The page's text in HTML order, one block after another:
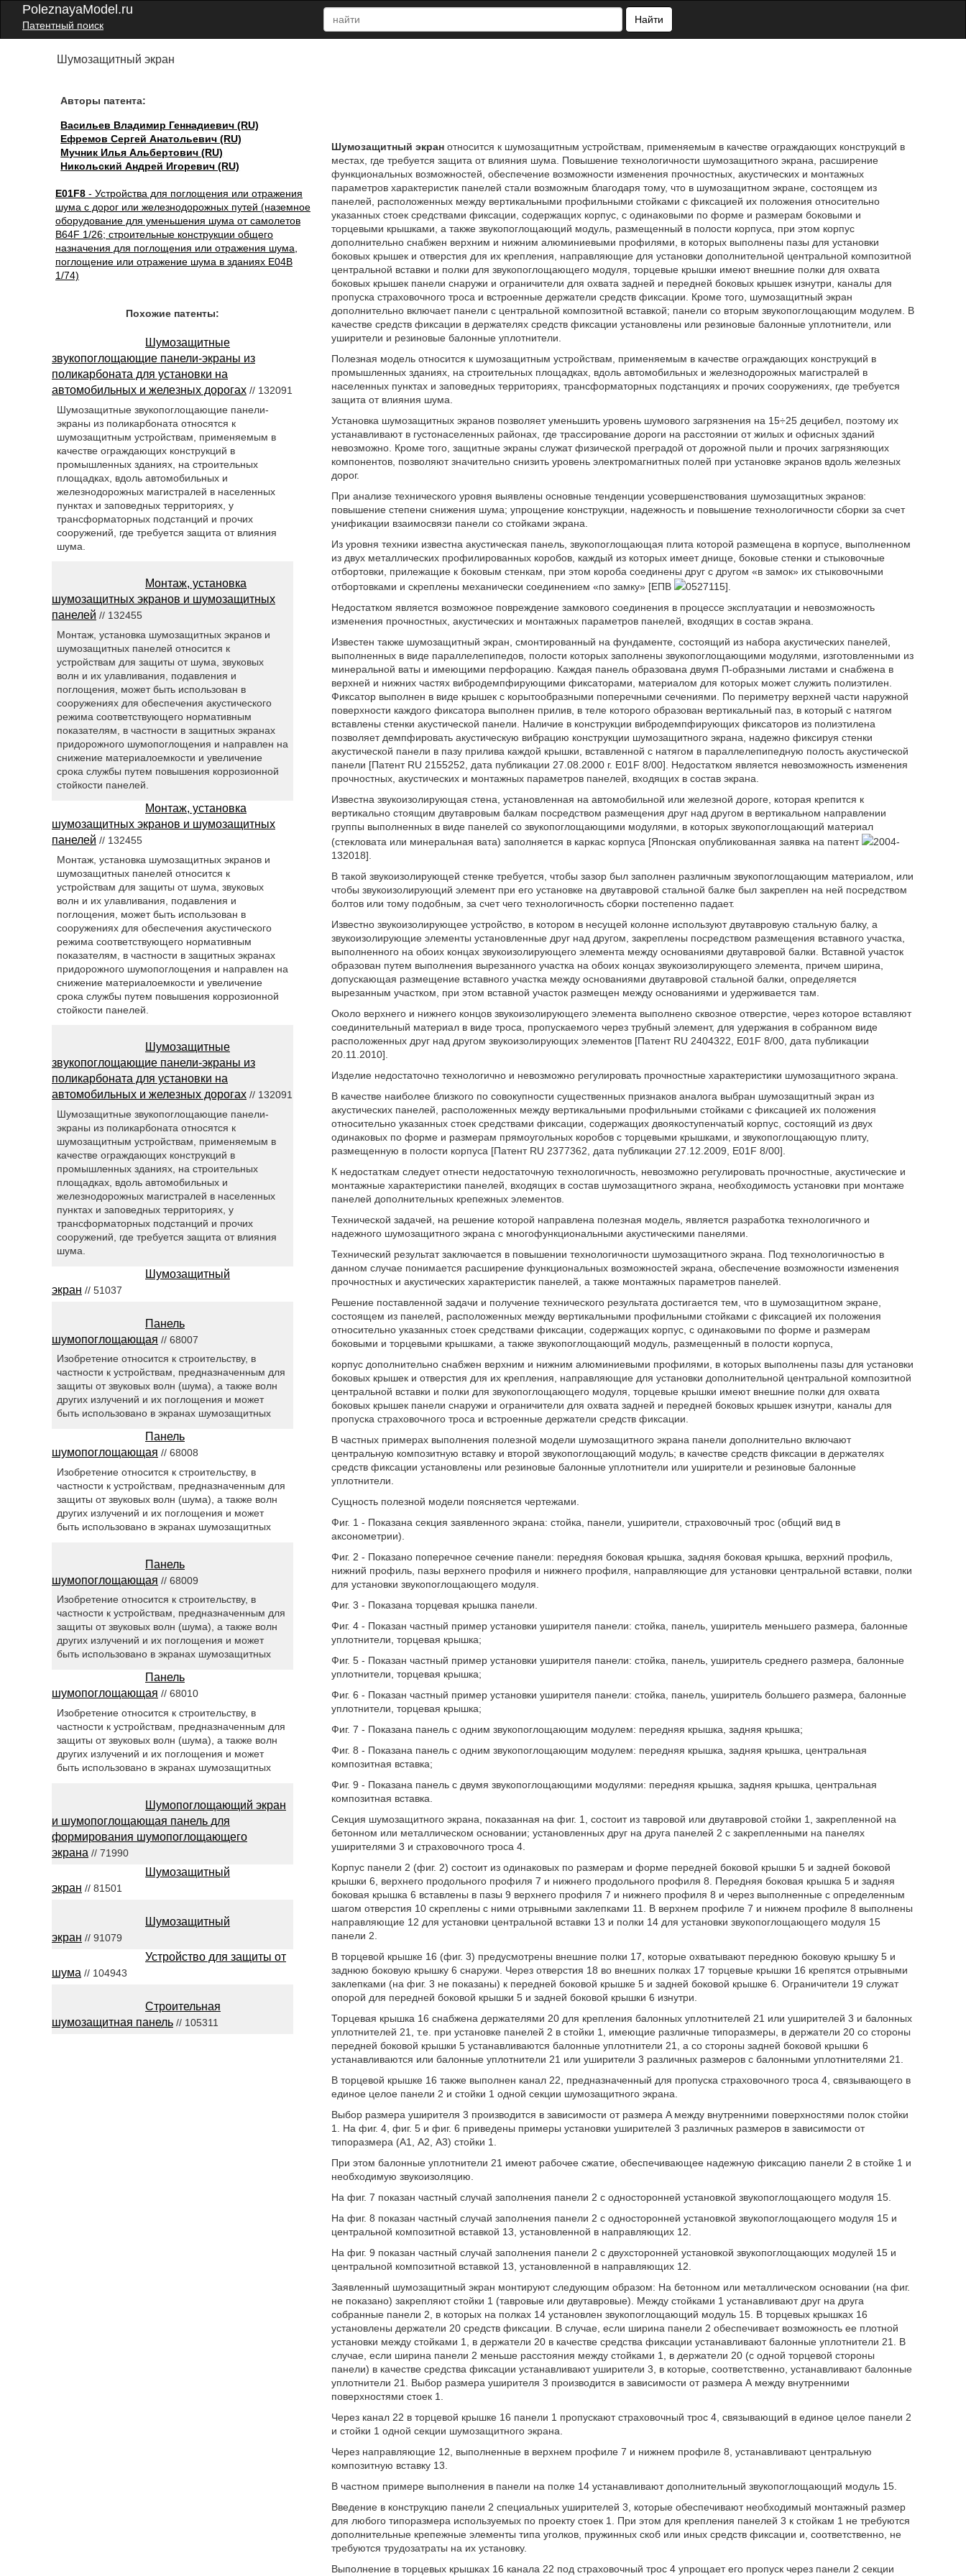
PoleznayaModel.ru
Патентный поиск
Найти
Шумозащитный экран
Авторы патента:
Васильев Владимир Геннадиевич (RU)
Ефремов Сергей Анатольевич (RU)
Мучник Илья Альбертович (RU)
Никольский Андрей Игоревич (RU)
E01F8 - Устройства для поглощения или отражения
шума с дорог или железнодорожных путей (наземное
оборудование для уменьшения шума от самолетов
B64F 1/26; строительные конструкции общего
назначения для поглощения или отражения шума,
поглощение или отражение шума в зданиях E04B
1/74)
Шумозащитный экранотносится к шумозащитным устройствам, применяемым в качестве ограждающих конструкций в
местах, где требуется защита от влияния шума. Повышение технологичности шумозащитного экрана, расширение
функциональных возможностей, обеспечение возможности изменения прочностных, акустических и монтажных
параметров характеристик панелей стали возможным благодаря тому, что в шумозащитном экране, состоящем из
панелей, расположенных между вертикальными профильными стойками с фиксацией их положения относительно
указанных стоек средствами фиксации, содержащих корпус, с одинаковыми по форме и размерам боковыми и
торцевыми крышками, а также звукопоглощающий модуль, размещенный в полости корпуса, при этом корпус
дополнительно снабжен верхним и нижним алюминиевыми профилями, в которых выполнены пазы для установки
боковых крышек и отверстия для их крепления, направляющие для установки дополнительной центральной композитной
центральной вставки и полки для звукопоглощающего модуля, торцевые крышки имеют внешние полки для охвата
боковых крышек панели снаружи и ограничители для охвата задней и передней боковых крышек изнутри, каналы для
пропуска страховочного троса и встроенные держатели средств фиксации. Кроме того, шумозащитный экран
дополнительно включает панели с центральной композитной вставкой; панели со вторым звукопоглощающим модулем. В
качестве средств фиксации в держателях средств фиксации установлены или резиновые балонные уплотнители, или
уширители и резиновые балонные уплотнители.
Полезная модель относится к шумозащитным устройствам, применяемым в качестве ограждающих конструкций в
промышленных зданиях, на строительных площадках, вдоль автомобильных и железнодорожных магистралей в
населенных пунктах и заповедных территориях, трансформаторных подстанциях и прочих сооружениях, где требуется
защита от влияния шума.
Установка шумозащитных экранов позволяет уменьшить уровень шумового загрязнения на 15÷25 децибел, поэтому их
устанавливают в густонаселенных районах, где трассирование дороги на расстоянии от жилых и офисных зданий
невозможно. Кроме того, защитные экраны служат физической преградой от дорожной пыли и прочих загрязняющих
компонентов, позволяют значительно снизить уровень электромагнитных полей при установке экранов вдоль железных
дорог.
При анализе технического уровня выявлены основные тенденции усовершенствования шумозащитных экранов:
повышение степени снижения шума; упрощение конструкции, надежность и повышение технологичности сборки за счет
унификации взаимосвязи панели со стойками экрана.
Из уровня техники известна акустическая панель, звукопоглощающая плита которой размещена в корпусе, выполненном
из двух металлических профилированных коробов, каждый из которых имеет днище, боковые стенки и стыковочные
отбортовки, прилежащие к боковым стенкам, при этом короба соединены друг с другом «в замок» их стыковочными
отбортовками и скреплены механически соединением «по замку» [ЕПВ
0527115].
Недостатком является возможное повреждение замкового соединения в процессе эксплуатации и невозможность
изменения прочностных, акустических и монтажных параметров панелей, входящих в состав экрана.
Известен также шумозащитный экран, смонтированный на фундаменте, состоящий из набора акустических панелей,
выполненных в виде параллелепипедов, полости которых заполнены звукопоглощающими модулями, изготовленными из
минеральной ваты и имеющими перфорацию. Каждая панель образована двумя П-образными листами и снабжена в
верхней и нижних частях вибродемпфирующими фиксаторами, материалом для которых может служить полиэтилен.
Фиксатор выполнен в виде крышек с корытообразными поперечными сечениями. По периметру верхней части наружной
поверхности каждого фиксатора выполнен прилив, в теле которого образован вертикальный паз, в который с натягом
вставлены стенки акустической панели. Наличие в конструкции вибродемпфирующих фиксаторов из полиэтилена
позволяет демпфировать акустическую вибрацию конструкции шумозащитного экрана, надежно фиксируя стенки
акустической панели в пазу прилива каждой крышки, вставленной с натягом в параллелепипедную полость акустической
панели [Патент RU 2155252, дата публикации 27.08.2000 г. E01F 8/00]. Недостатком является невозможность изменения
прочностных, акустических и монтажных параметров панелей, входящих в состав экрана.
Известна звукоизолирующая стена, установленная на автомобильной или железной дороге, которая крепится к
вертикально стоящим двутавровым балкам посредством размещения друг над другом в вертикальном направлении
группы выполненных в виде панелей со звукопоглощающими модулями, в которых звукопоглощающий материал
(стекловата или минеральная вата) заполняется в каркас корпуса [Японская опубликованная заявка на патент
2004-
132018].
В такой звукоизолирующей стенке требуется, чтобы зазор был заполнен различным звукопоглощающим материалом, или
чтобы звукоизолирующий элемент при его установке на двутавровой стальной балке был закреплен на ней посредством
болтов или тому подобным, за счет чего технологичность сборки постепенно падает.
Известно звукоизолирующее устройство, в котором в несущей колонне используют двутавровую стальную балку, а
звукоизолирующие элементы установленные друг над другом, закреплены посредством размещения вставного участка,
выполненного на обоих концах звукоизолирующего элемента между основаниями двутавровой балки. Вставной участок
образован путем выполнения вырезанного участка на обоих концах звукоизолирующего элемента, причем ширина,
допускающая размещение вставного участка между основаниями двутавровой стальной балки, определяется
вырезанным участком, при этом вставной участок размещен между основаниями и удерживается там.
Около верхнего и нижнего концов звукоизолирующего элемента выполнено сквозное отверстие, через которое вставляют
соединительный материал в виде троса, пропускаемого через трубный элемент, для удержания в собранном виде
расположенных друг над другом звукоизолирующих элементов [Патент RU 2404322, E01F 8/00, дата публикации
20.11.2010].
Изделие недостаточно технологично и невозможно регулировать прочностные характеристики шумозащитного экрана.
В качестве наиболее близкого по совокупности существенных признаков аналога выбран шумозащитный экран из
акустических панелей, расположенных между вертикальными профильными стойками с фиксацией их положения
относительно указанных стоек средствами фиксации, содержащих двоякоступенчатый корпус, состоящий из двух
одинаковых по форме и размерам прямоугольных коробов с торцевыми крышками, и звукопоглощающую плиту,
размещенную в полости корпуса [Патент RU 2377362, дата публикации 27.12.2009, E01F 8/00].
К недостаткам следует отнести недостаточную технологичность, невозможно регулировать прочностные, акустические и
монтажные характеристики панелей, входящих в состав шумозащитного экрана, необходимость установки при монтаже
панелей дополнительных крепежных элементов.
Технической задачей, на решение которой направлена полезная модель, является разработка технологичного и
надежного шумозащитного экрана с многофункциональными акустическими панелями.
Технический результат заключается в повышении технологичности шумозащитного экрана. Под технологичностью в
данном случае понимается расширение функциональных возможностей экрана, обеспечение возможности изменения
прочностных и акустических характеристик панелей, а также монтажных параметров панелей.
Решение поставленной задачи и получение технического результата достигается тем, что в шумозащитном экране,
состоящем из панелей, расположенных между вертикальными профильными стойками с фиксацией их положения
относительно указанных стоек средствами фиксации, содержащих корпус, с одинаковыми по форме и размерам
боковыми и торцевыми крышками, а также звукопоглощающий модуль, размещенный в полости корпуса,
корпус дополнительно снабжен верхним и нижним алюминиевыми профилями, в которых выполнены пазы для установки
боковых крышек и отверстия для их крепления, направляющие для установки дополнительной центральной композитной
центральной вставки и полки для звукопоглощающего модуля, торцевые крышки имеют внешние полки для охвата
боковых крышек панели снаружи и ограничители для охвата задней и передней боковых крышек изнутри, каналы для
пропуска страховочного троса и встроенные держатели средств фиксации.
В частных примерах выполнения полезной модели шумозащитного экрана панели дополнительно включают
центральную композитную вставку и второй звукопоглощающий модуль; в качестве средств фиксации в держателях
средств фиксации установлены или резиновые балонные уплотнители или уширители и резиновые балонные
уплотнители.
Сущность полезной модели поясняется чертежами.
Фиг. 1 - Показана секция заявленного экрана: стойка, панели, уширители, страховочный трос (общий вид в
аксонометрии).
Фиг. 2 - Показано поперечное сечение панели: передняя боковая крышка, задняя боковая крышка, верхний профиль,
нижний профиль, пазы верхнего профиля и нижнего профиля, направляющие для установки центральной вставки, полки
для установки звукопоглощающего модуля.
Фиг. 3 - Показана торцевая крышка панели.
Фиг. 4 - Показан частный пример установки уширителя панели: стойка, панель, уширитель меньшего размера, балонные
уплотнители, торцевая крышка;
Фиг. 5 - Показан частный пример установки уширителя панели: стойка, панель, уширитель среднего размера, балонные
уплотнители, торцевая крышка;
Фиг. 6 - Показан частный пример установки уширителя панели: стойка, панель, уширитель большего размера, балонные
уплотнители, торцевая крышка;
Фиг. 7 - Показана панель с одним звукопоглощающим модулем: передняя крышка, задняя крышка;
Фиг. 8 - Показана панель с одним звукопоглощающим модулем: передняя крышка, задняя крышка, центральная
композитная вставка;
Фиг. 9 - Показана панель с двумя звукопоглощающими модулями: передняя крышка, задняя крышка, центральная
композитная вставка.
Секция шумозащитного экрана, показанная на фиг. 1, состоит из тавровой или двутавровой стойки 1, закрепленной на
бетонном или металлическом основании; установленных друг на друга панелей 2 с закрепленными на панелях
уширителями 3 и страховочного троса 4.
Корпус панели 2 (фиг. 2) состоит из одинаковых по размерам и форме передней боковой крышки 5 и задней боковой
крышки 6, верхнего продольного профиля 7 и нижнего продольного профиля 8. Передняя боковая крышка 5 и задняя
боковая крышка 6 вставлены в пазы 9 верхнего профиля 7 и нижнего профиля 8 и через выполненные с определенным
шагом отверстия 10 скреплены с ними отрывными заклепками 11. В верхнем профиле 7 и нижнем профиле 8 выполнены
направляющие 12 для установки центральной вставки 13 и полки 14 для установки звукопоглощающего модуля 15
панели 2.
В торцевой крышке 16 (фиг. 3) предусмотрены внешние полки 17, которые охватывают переднюю боковую крышку 5 и
заднюю боковую крышку 6 снаружи. Через отверстия 18 во внешних полках 17 торцевые крышки 16 крепятся отрывными
заклепками (на фиг. 3 не показаны) к передней боковой крышке 5 и задней боковой крышке 6. Ограничители 19 служат
опорой для передней боковой крышки 5 и задней боковой крышки 6 изнутри.
Торцевая крышка 16 снабжена держателями 20 для крепления балонных уплотнителей 21 или уширителей 3 и балонных
уплотнителей 21, т.е. при установке панелей 2 в стойки 1, имеющие различные типоразмеры, в держатели 20 со стороны
передней боковой крышки 5 устанавливаются балонные уплотнители 21, а со стороны задней боковой крышки 6
устанавливаются или балонные уплотнители 21 или уширители 3 различных размеров с балонными уплотнителями 21.
В торцевой крышке 16 также выполнен канал 22, предназначенный для пропуска страховочного троса 4, связывающего в
единое целое панели 2 и стойки 1 одной секции шумозащитного экрана.
Выбор размера уширителя 3 производится в зависимости от размера A между внутренними поверхностями полок стойки
1. На фиг. 4, фиг. 5 и фиг. 6 приведены примеры установки уширителей 3 различных размеров в зависимости от
типоразмера (А1, А2, А3) стойки 1.
При этом балонные уплотнители 21 имеют рабочее сжатие, обеспечивающее надежную фиксацию панели 2 в стойке 1 и
необходимую звукоизоляцию.
На фиг. 7 показан частный случай заполнения панели 2 с односторонней установкой звукопоглощающего модуля 15.
На фиг. 8 показан частный случай заполнения панели 2 с односторонней установкой звукопоглощающего модуля 15 и
центральной композитной вставкой 13, установленной в направляющих 12.
На фиг. 9 показан частный случай заполнения панели 2 с двухсторонней установкой звукопоглощающих модулей 15 и
центральной композитной вставкой 13, установленной в направляющих 12.
Заявленный шумозащитный экран монтируют следующим образом: На бетонном или металлическом основании (на фиг.
не показано) закрепляют стойки 1 (тавровые или двутавровые). Между стойками 1 устанавливают друг на друга
собранные панели 2, в которых на полках 14 установлен звукопоглощающий модуль 15. В торцевых крышках 16
установлены держатели 20 средств фиксации. В случае, если ширина панели 2 обеспечивает возможность ее плотной
установки между стойками 1, в держатели 20 в качестве средства фиксации устанавливают балонные уплотнители 21. В
случае, если ширина панели 2 меньше расстояния между стойками 1, в держатели 20 (с одной торцевой стороны
панели) в качестве средства фиксации устанавливают уширители 3, в которые, соответственно, устанавливают балонные
уплотнители 21. Выбор размера уширителя 3 производится в зависимости от размера А между внутренними
поверхностями стоек 1.
Через канал 22 в торцевой крышке 16 панели 1 пропускают страховочный трос 4, связывающий в единое целое панели 2
и стойки 1 одной секции шумозащитного экрана.
Через направляющие 12, выполненные в верхнем профиле 7 и нижнем профиле 8, устанавливают центральную
композитную вставку 13.
В частном примере выполнения в панели на полке 14 устанавливают дополнительный звукопоглощающий модуль 15.
Введение в конструкцию панели 2 специальных уширителей 3, которые обеспечивают необходимый монтажный размер
для любого типоразмера используемых по проекту стоек 1. При этом для крепления панелей 3 к стойкам 1 не требуются
дополнительные крепежные элементы типа уголков, пружинных скоб или иных средств фиксации и, соответственно, не
требуются трудозатраты на их установку.
Выполнение в торцевых крышках 16 канала 22 под страховочный трос 4 упрощает его пропуск через панели 2 секции
Похожие патенты:
Шумозащитные
звукопоглощающие панели-экраны из
поликарбоната для установки на
автомобильных и железных дорогах // 132091
Шумозащитные звукопоглощающие панели-
экраны из поликарбоната относятся к
шумозащитным устройствам, применяемым в
качестве ограждающих конструкций в
промышленных зданиях, на строительных
площадках, вдоль автомобильных и
железнодорожных магистралей в населенных
пунктах и заповедных территориях, у
трансформаторных подстанций и прочих
сооружений, где требуется защита от влияния
шума.
Монтаж, установка
шумозащитных экранов и шумозащитных
панелей // 132455
Монтаж, установка шумозащитных экранов и
шумозащитных панелей относится к
устройствам для защиты от шума, звуковых
волн и их улавливания, подавления и
поглощения, может быть использован в
сооружениях для обеспечения акустического
режима соответствующего нормативным
показателям, в частности в защитных экранах
придорожного шумопоглощения и направлен на
снижение материалоемкости и увеличение
срока службы путем повышения коррозионной
стойкости панелей.
Монтаж, установка
шумозащитных экранов и шумозащитных
панелей // 132455
Монтаж, установка шумозащитных экранов и
шумозащитных панелей относится к
устройствам для защиты от шума, звуковых
волн и их улавливания, подавления и
поглощения, может быть использован в
сооружениях для обеспечения акустического
режима соответствующего нормативным
показателям, в частности в защитных экранах
придорожного шумопоглощения и направлен на
снижение материалоемкости и увеличение
срока службы путем повышения коррозионной
стойкости панелей.
Шумозащитные
звукопоглощающие панели-экраны из
поликарбоната для установки на
автомобильных и железных дорогах // 132091
Шумозащитные звукопоглощающие панели-
экраны из поликарбоната относятся к
шумозащитным устройствам, применяемым в
качестве ограждающих конструкций в
промышленных зданиях, на строительных
площадках, вдоль автомобильных и
железнодорожных магистралей в населенных
пунктах и заповедных территориях, у
трансформаторных подстанций и прочих
сооружений, где требуется защита от влияния
шума.
Шумозащитный
экран // 51037
Панель
шумопоглощающая // 68007
Изобретение относится к строительству, в
частности к устройствам, предназначенным для
защиты от звуковых волн (шума), а также волн
других излучений и их поглощения и может
быть использовано в экранах шумозащитных
Панель
шумопоглощающая // 68008
Изобретение относится к строительству, в
частности к устройствам, предназначенным для
защиты от звуковых волн (шума), а также волн
других излучений и их поглощения и может
быть использовано в экранах шумозащитных
Панель
шумопоглощающая // 68009
Изобретение относится к строительству, в
частности к устройствам, предназначенным для
защиты от звуковых волн (шума), а также волн
других излучений и их поглощения и может
быть использовано в экранах шумозащитных
Панель
шумопоглощающая // 68010
Изобретение относится к строительству, в
частности к устройствам, предназначенным для
защиты от звуковых волн (шума), а также волн
других излучений и их поглощения и может
быть использовано в экранах шумозащитных
Шумопоглощающий экран
и шумопоглощающая панель для
формирования шумопоглощающего
экрана // 71990
Шумозащитный
экран // 81501
Шумозащитный
экран // 91079
Устройство для защиты от
шума // 104943
Строительная
шумозащитная панель // 105311